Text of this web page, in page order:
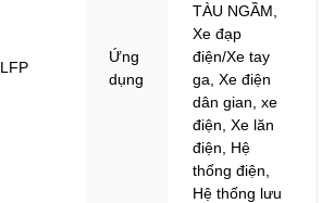
LFP
Ứng
dụng
TÀU NGẦM,
Xe đạp
điện/Xe tay
ga, Xe điện
dân gian, xe
điện, Xe lăn
điện, Hệ
thống điện,
Hệ thống lưu